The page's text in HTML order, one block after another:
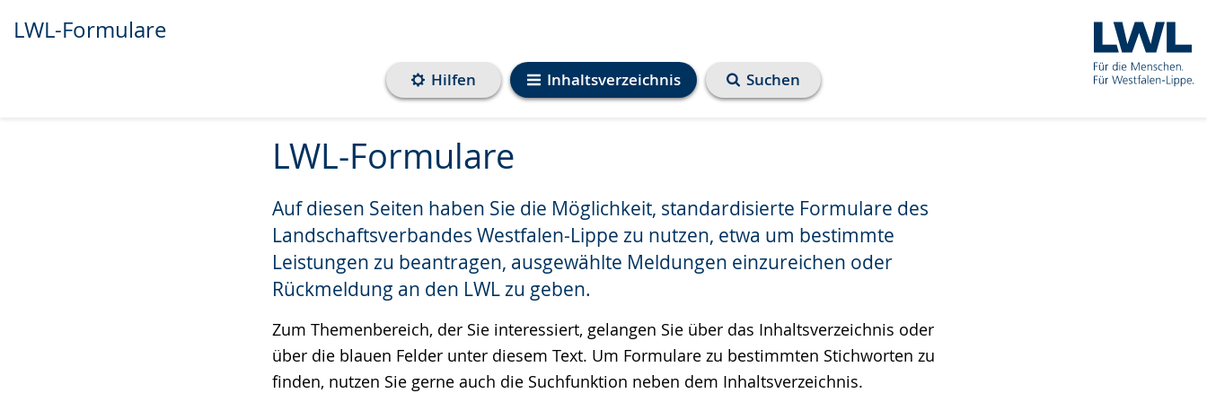
LWL-Formulare
Inhaltsverzeichnis
Hilfen Suchen
LWL-Formulare
Auf diesen Seiten haben Sie die Möglichkeit, standardisierte Formulare des
Landschaftsverbandes Westfalen-Lippe zu nutzen, etwa um bestimmte
Leistungen zu beantragen, ausgewählte Meldungen einzureichen oder
Rückmeldung an den LWL zu geben.
Zum Themenbereich, der Sie interessiert, gelangen Sie über das Inhaltsverzeichnis oder
über die blauen Felder unter diesem Text. Um Formulare zu bestimmten Stichworten zu
finden, nutzen Sie gerne auch die Suchfunktion neben dem Inhaltsverzeichnis.
Leichten
wechseln.
Audio-
Video
Deutscher
Gebärdensprache
wird
angezeigt.